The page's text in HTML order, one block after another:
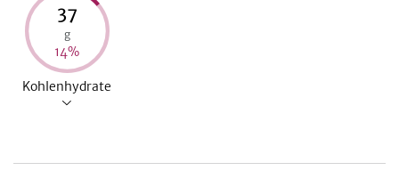
37
g
14%
Kohlenhydrate